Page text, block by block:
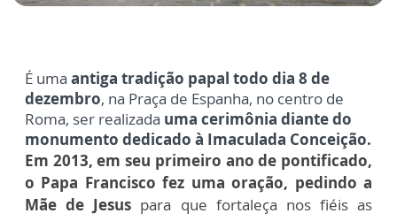
É uma antiga tradição papal todo dia 8 de
dezembro, na Praça de Espanha, no centro de
Roma, ser realizada uma cerimônia diante do
monumento dedicado à Imaculada Conceição.
Em 2013, em seu primeiro ano de pontificado,
o Papa Francisco fez uma oração, pedindo a
Mãe de Jesus para que fortaleça nos fiéis as